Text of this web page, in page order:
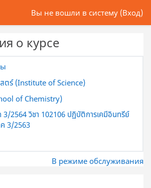
содержанию
Вы не вошли в систему (Вход)
о курсе
สตร์ (Institute of Science)
of Chemistry)
3/2564 วิชา 102106 ปฏิบัติการเคมีอินทรีย์
3/2563
В режиме обслуживания